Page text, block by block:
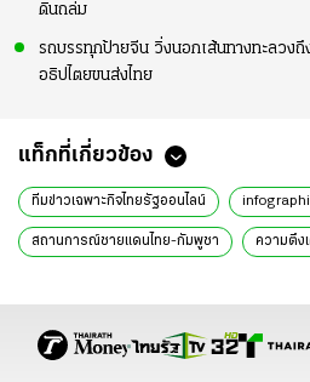
ดินถล่ม
รถบรรทุกป้ายจีน วิ่งนอกเส้นทางทะลวง
อธิปไตยขนส่งไทย
แท็กที่เกี่ยวข้อง
ทีมข่าวเฉพาะกิจไทยรัฐออนไลน์
สถานการณ์ชายแดนไทย-กัมพูชา ความตึง
ความมั่นคงระหว่างประเทศ การปกป้องอธิป